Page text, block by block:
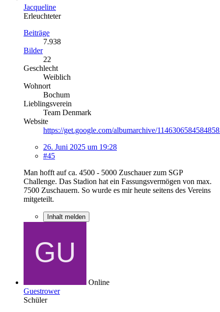
Jacqueline
Erleuchteter
Beiträge
7.938
Bilder
22
Geschlecht
Weiblich
Wohnort
Bochum
Lieblingsverein
Team Denmark
Website
https://get.google.com/albumarchive/
26. Juni 2025 um 19:28
#45
Man hofft auf ca. 4500 - 5000 Zuschauer zum SGP
Challenge. Das Stadion hat ein Fassungsvermögen von max.
7500 Zuschauern. So wurde es mir heute seitens des Vereins
mitgeteilt.
Inhalt melden
Online
Guestrower
Schüler